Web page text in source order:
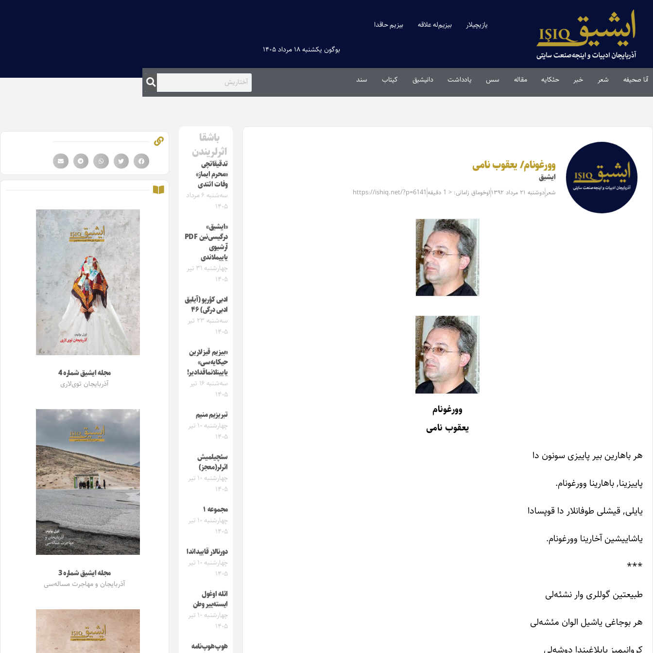
یازیچیلار بیزیم‌له علاقه بیزیم حاقدا
بوگون یکشنبه ۱۸ مرداد ۱۴۰۵
آنا صحیفه شعر خبر حئکایه مقاله‌ سس یادداشت دانیشیق کیتاب سند
وورغونام/ یعقوب نامی
ایشیق
شعر دوشنبه ۲۱ مرداد ۱۳۹۲ اوخوماق زامانی: < 1 دقیقه https://ishiq.net/?p=6141
وورغونام
یعقوب نامی
هر باهارین بیر پاییزی سونون دا
پاییزینا, باهارینا وورغونام.
یایلی, قیشلی طوفانلار دا قوپسادا
یاشاییشین آخارینا وورغونام.
***
طبیعتین گوللری وار نشئه‌لی
هر بوجاغی یاشیل الوان مئشه‌لی
کروانیمیز یایلاغیندا دوشه‌لی
باشقا
اثرلریندن
تدقیقاتچی
«محرم ایماز»
وفات ائتدی
سه‌شنبه ۶ مرداد
۱۴۰۵
«ایشیق»
درگیسی‌نین PDF
آرشیوی
یاییملاندی
چهارشنبه ۳۱ تیر
۱۴۰۵
ادبی کؤرپو (آیلیق
ادبی درگی) ۴۶
سه‌شنبه ۲۳ تیر
۱۴۰۵
«بیزیم قیزلارین
حیکایه‌سی»
یایینلانماقدادیر!
سه‌شنبه ۱۶ تیر
۱۴۰۵
تبریزیم منیم
چهارشنبه ۱۰ تیر
۱۴۰۵
سئچیلمیش
اثرلر(معجز)
چهارشنبه ۱۰ تیر
۱۴۰۵
مجموعه ۱
چهارشنبه ۱۰ تیر
۱۴۰۵
دورنالار قاییداندا
چهارشنبه ۱۰ تیر
۱۴۰۵
ائله اوغول
ایسته‌ییر وطن
چهارشنبه ۱۰ تیر
۱۴۰۵
هوپ‌هوپ‌نامه
مجله ایشیق شماره 4
آذربایجان توی‌لاری
مجله ایشیق شماره 3
آذربایجان و مهاجرت مساله‌سی